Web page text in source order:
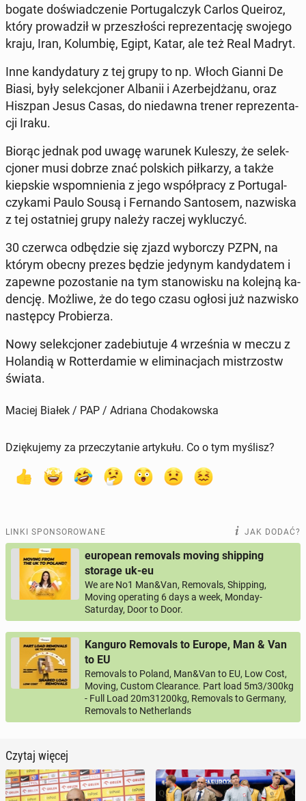
bogate do­świad­cze­nie Por­tu­gal­czyk Carlos Queiroz,
który pro­wa­dził w prze­szło­ści re­pre­zen­ta­cję swojego
kraju, Iran, Ko­lum­bię, Egipt, Katar, ale też Real Madryt.
Inne kan­dy­da­tu­ry z tej grupy to np. Włoch Gianni De
Biasi, były se­lek­cjo­ner Albanii i Azer­bej­dża­nu, oraz
Hiszpan Jesus Casas, do nie­daw­na trener re­pre­zen­ta­
cji Iraku.
Biorąc jednak pod uwagę warunek Kuleszy, że se­lek­
cjo­ner musi dobrze znać pol­skich pił­ka­rzy, a także
kiep­skie wspo­mnie­nia z jego współ­pra­cy z Por­tu­gal­
czy­ka­mi Paulo Sousą i Fer­nan­do San­to­sem, na­zwi­ska
z tej ostat­niej grupy należy raczej wy­klu­czyć.
30 czerwca od­bę­dzie się zjazd wy­bor­czy PZPN, na
którym obecny prezes będzie jedynym kan­dy­da­tem i
zapewne po­zo­sta­nie na tym sta­no­wi­sku na kolejną ka­
den­cję. Możliwe, że do tego czasu ogłosi już na­zwi­sko
na­stęp­cy Pro­bie­rza.
Nowy se­lek­cjo­ner za­de­biu­tu­je 4 wrze­śnia w meczu z
Ho­lan­dią w Rot­ter­da­mie w eli­mi­na­cjach mi­strzostw
świata.
Maciej Białek / PAP / Adriana Chodakowska
Dziękujemy za przeczytanie artykułu. Co o tym myślisz?
LINKI SPONSOROWANE JAK DODAĆ?
european removals moving shipping
storage uk-eu
We are No1 Man&Van, Removals, Shipping,
Moving operating 6 days a week, Monday-
Saturday, Door to Door.
Kanguro Removals to Europe, Man & Van
to EU
Removals to Poland, Man&Van to EU, Low Cost,
Moving, Custom Clearance. Part load 5m3/300kg
- Full Load 20m31200kg, Removals to Germany,
Removals to Netherlands
Czytaj więcej